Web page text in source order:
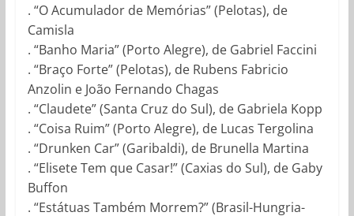
. “O Acumulador de Memórias” (Pelotas), de
Camisla
. “Banho Maria” (Porto Alegre), de Gabriel Faccini
. “Braço Forte” (Pelotas), de Rubens Fabricio
Anzolin e João Fernando Chagas
. “Claudete” (Santa Cruz do Sul), de Gabriela Kopp
. “Coisa Ruim” (Porto Alegre), de Lucas Tergolina
. “Drunken Car” (Garibaldi), de Brunella Martina
. “Elisete Tem que Casar!” (Caxias do Sul), de Gaby
Buffon
. “Estátuas Também Morrem?” (Brasil-Hungria-